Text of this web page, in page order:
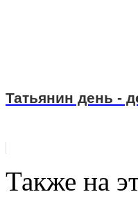
Татьянин день -
Также на